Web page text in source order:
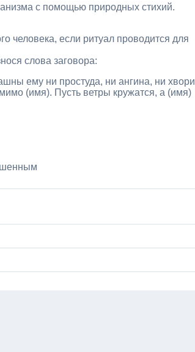
с помощью природных стихий.
человека, если ритуал проводится для
слова заговора:
ему ни простуда, ни ангина, ни хвори
(имя). Пусть ветры кружатся, а (имя)